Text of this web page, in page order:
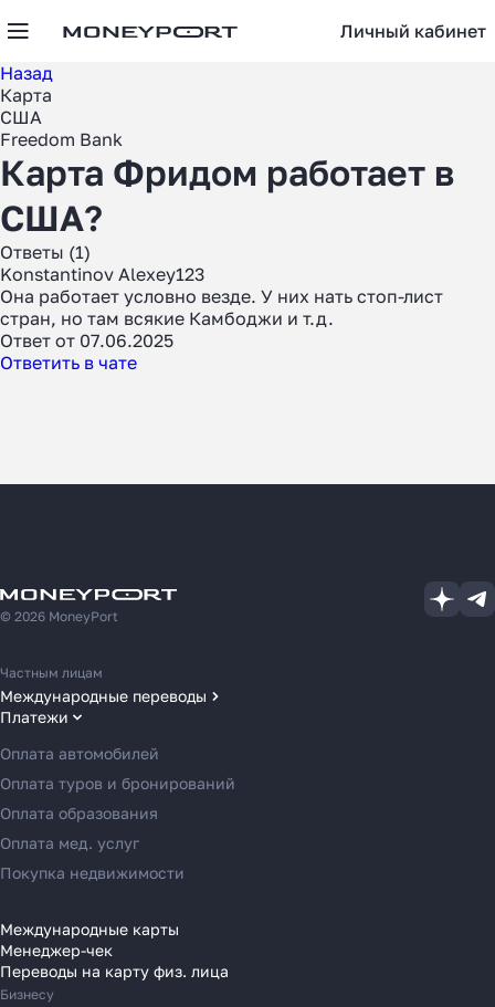
Личный кабинет
Назад
Карта
США
Freedom Bank
Карта Фридом работает в
США?
Ответы (1)
Konstantinov Alexey123
Она работает условно везде. У них нать стоп-лист
стран, но там всякие Камбоджи и т.д.
Ответ от 07.06.2025
Ответить в чате
© 2026 MoneyPort
Частным лицам
Международные переводы
Переводы в США
Переводы в ОАЭ
Переводы в Европу
Переводы в Азию
Переводы в Россию
Переводы в Австрию
Переводы в Болгарию
Переводы в Венгрию
Переводы в Великобританию
Платежи
Оплата автомобилей
Оплата туров и бронирований
Оплата образования
Оплата мед. услуг
Покупка недвижимости
Международные карты
Менеджер-чек
Переводы на карту физ. лица
Бизнесу